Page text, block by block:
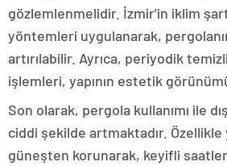
gözlemlenmelidir. İzmir'in iklim
yöntemleri uygulanarak, pergolanın
artırılabilir. Ayrıca, periyodik
işlemleri, yapının estetik
Son olarak, pergola kullanımı ile
ciddi şekilde artmaktadır. Özellikle
güneşten korunarak, keyifli